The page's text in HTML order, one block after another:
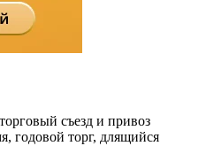
съезд и привоз
годовой торг, длящийся